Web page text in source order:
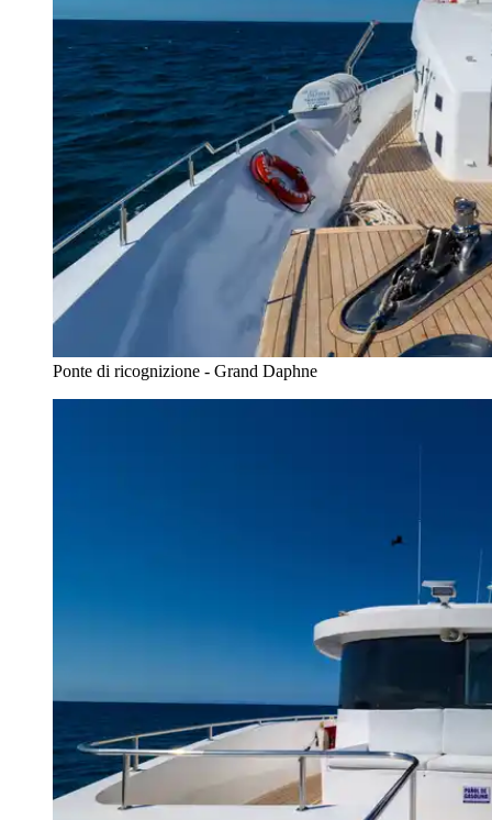
Ponte di ricognizione - Grand Daphne